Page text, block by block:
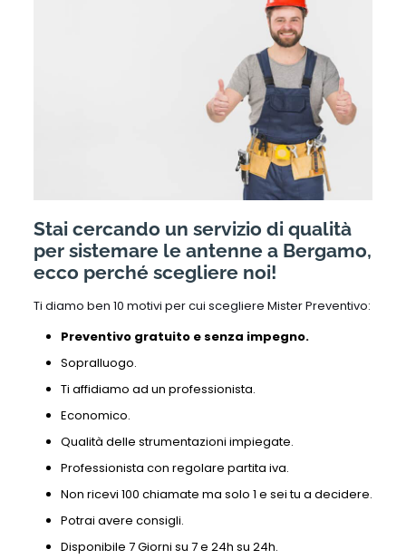
Stai cercando un servizio di qualità
per sistemare le antenne a Bergamo,
ecco perché scegliere noi!
Ti diamo ben 10 motivi per cui scegliere Mister Preventivo:
Preventivo gratuito e senza impegno.
Sopralluogo.
Ti affidiamo ad un professionista.
Economico.
Qualità delle strumentazioni impiegate.
Professionista con regolare partita iva.
Non ricevi 100 chiamate ma solo 1 e sei tu a decidere.
Potrai avere consigli.
Disponibile 7 Giorni su 7 e 24h su 24h.